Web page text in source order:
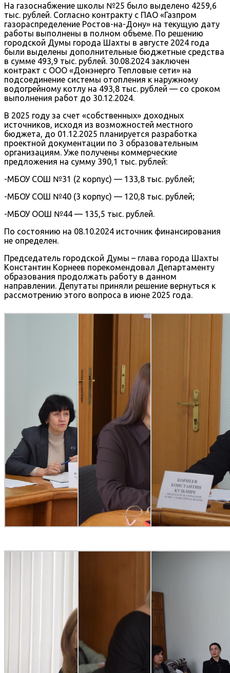
На газоснабжение школы №25 было выделено 4259,6
тыс. рублей. Согласно контракту с ПАО «Газпром
газораспределение Ростов-на-Дону» на текущую дату
работы выполнены в полном объеме. По решению
городской Думы города Шахты в августе 2024 года
были выделены дополнительные бюджетные средства
в сумме 493,9 тыс. рублей. 30.08.2024 заключен
контракт с ООО «Донэнерго Тепловые сети» на
подсоединение системы отопления к наружному
водогрейному котлу на 493,8 тыс. рублей — со сроком
выполнения работ до 30.12.2024.
В 2025 году за счет «собственных» доходных
источников, исходя из возможностей местного
бюджета, до 01.12.2025 планируется разработка
проектной документации по 3 образовательным
организациям. Уже получены коммерческие
предложения на сумму 390,1 тыс. рублей:
-МБОУ СОШ №31 (2 корпус) — 133,8 тыс. рублей;
-МБОУ СОШ №40 (3 корпус) — 120,8 тыс. рублей;
-МБОУ ООШ №44 — 135,5 тыс. рублей.
По состоянию на 08.10.2024 источник финансирования
не определен.
Председатель городской Думы – глава города Шахты
Константин Корнеев порекомендовал Департаменту
образования продолжать работу в данном
направлении. Депутаты приняли решение вернуться к
рассмотрению этого вопроса в июне 2025 года.